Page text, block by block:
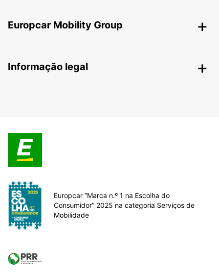
Europcar Mobility Group
Informação legal
Europcar “Marca n.º 1 na Escolha do
Consumidor” 2025 na categoria Serviços de
Mobilidade